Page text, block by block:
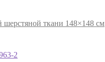
ткани 148×148 см